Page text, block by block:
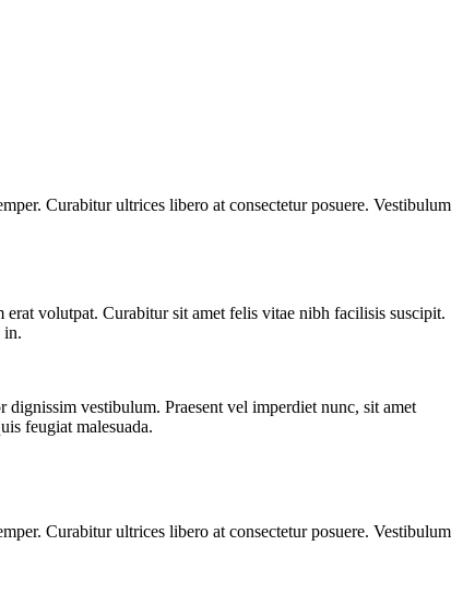
Curabitur ultrices libero at consectetur posuere. Vestibulum
volutpat. Curabitur sit amet felis vitae nibh facilisis suscipit.
in.
vestibulum. Praesent vel imperdiet nunc, sit amet
feugiat malesuada.
Curabitur ultrices libero at consectetur posuere. Vestibulum